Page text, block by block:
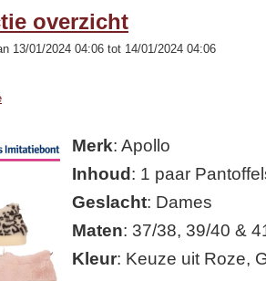
overzicht
13/01/2024 04:06 tot 14/01/2024 04:06
Merk: Apollo
Inhoud: 1 paar
Geslacht: Dames
Maten: 37/38, 39/40 &
Kleur: Keuze uit Roze,